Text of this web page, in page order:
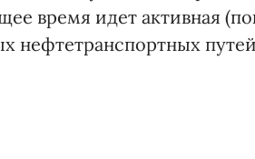
время идет активная
нефтетранспортных